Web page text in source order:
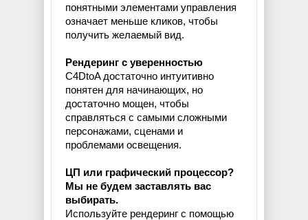
понятными элементами управления
означает меньше кликов, чтобы
получить желаемый вид.
Рендеринг с уверенностью
C4DtoA достаточно интуитивно
понятен для начинающих, но
достаточно мощен, чтобы
справляться с самыми сложными
персонажами, сценами и
проблемами освещения.
ЦП или графический процессор?
Мы не будем заставлять вас
выбирать.
Используйте рендеринг с помощью